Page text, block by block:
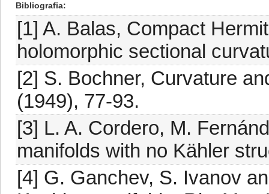
Bibliografia
[1] A. Balas, Compact
holomorphic sectional
[2] S. Bochner, Curvature
(1949), 77-93.
[3] L. A. Cordero, M.
manifolds with no Kähler
[4] G. Ganchev, S. Ivanov